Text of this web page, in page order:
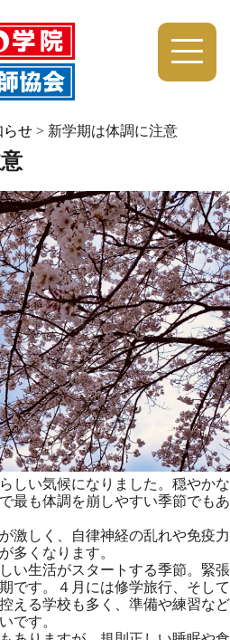
らせ > 新学期は体調に注意
しい気候になりました。穏やかな
最も体調を崩しやすい季節でもあ
激しく、自律神経の乱れや免疫力
多くなります。
い生活がスタートする季節。緊張
です。４月には修学旅行、そして
える学校も多く、準備や練習など
です。